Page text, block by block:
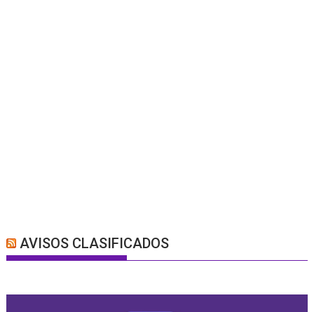
AVISOS CLASIFICADOS